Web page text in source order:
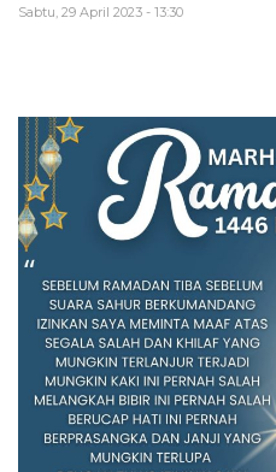
Sabtu, 29 April 2023 - 13:30